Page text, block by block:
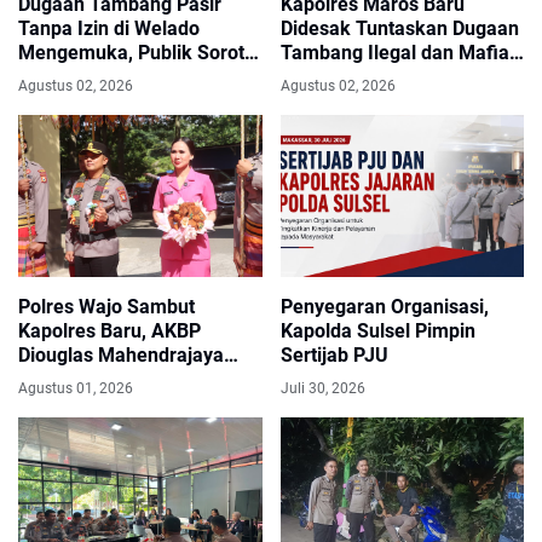
Tanpa Izin di Welado
Mengemuka, Publik Soroti
Peran Kepala Desa
Agustus 02, 2026
Didesak Tuntaskan Dugaan
Tambang Ilegal dan Mafia
BBM Subsidi
Agustus 02, 2026
Polres Wajo Sambut
Kapolres Baru, AKBP
Diouglas Mahendrajaya
Siap Emban Amanah
Agustus 01, 2026
Penyegaran Organisasi,
Kapolda Sulsel Pimpin
Sertijab PJU
Juli 30, 2026